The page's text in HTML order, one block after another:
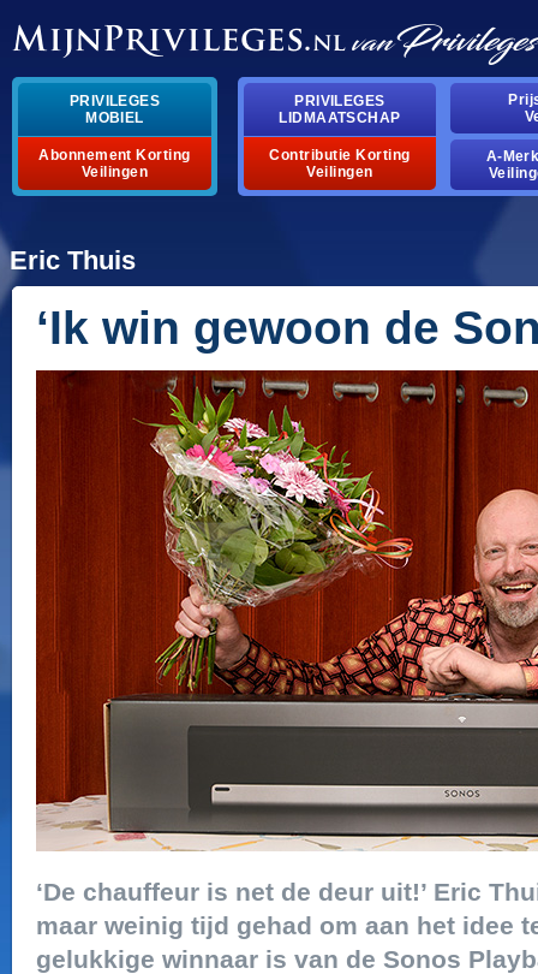
PRIVILEGES
MOBIEL
Abonnement Korting
Veilingen
PRIVILEGES
LIDMAATSCHAP
Contributie Korting
Veilingen
A-
Eric Thuis
‘Ik win gewoon de
‘De chauffeur is net de deur uit!’ Eric
maar weinig tijd gehad om aan het idee
gelukkige winnaar is van de Sonos